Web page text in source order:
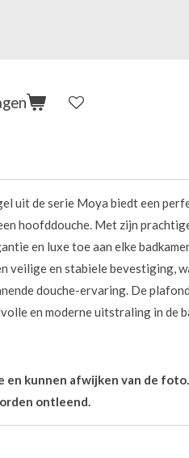
uit de serie Moya biedt een
hoofddouche. Met zijn
en luxe toe aan elke
veilige en stabiele bevestiging,
douche-ervaring. De
en moderne uitstraling in de
kunnen afwijken van de
ontleend.